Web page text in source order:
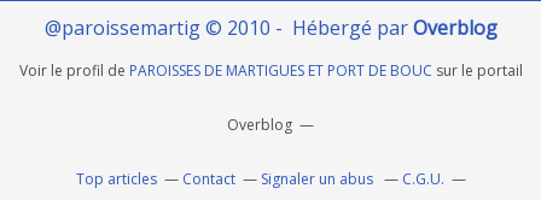
@paroissemartig © 2010 - Hébergé parOverblog
Voir le profil de PAROISSES DE MARTIGUES ET PORT DE BOUC sur le portail
Overblog
Top articles Contact Signaler un abus C.G.U.